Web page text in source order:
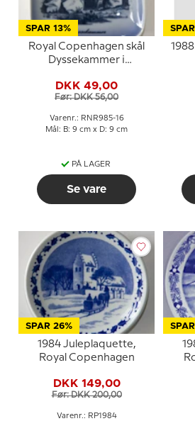
SPAR 13%
Royal Copenhagen skål
Dyssekammer i
DKK 49,00
Før: DKK 56,00
Varenr.: RNR985-16
Mål: B: 9 cm x D: 9 cm
PÅ LAGER
Se vare
SPAR 26%
1984 Juleplaquette,
Royal Copenhagen
DKK 149,00
Før: DKK 200,00
Varenr.: RP1984